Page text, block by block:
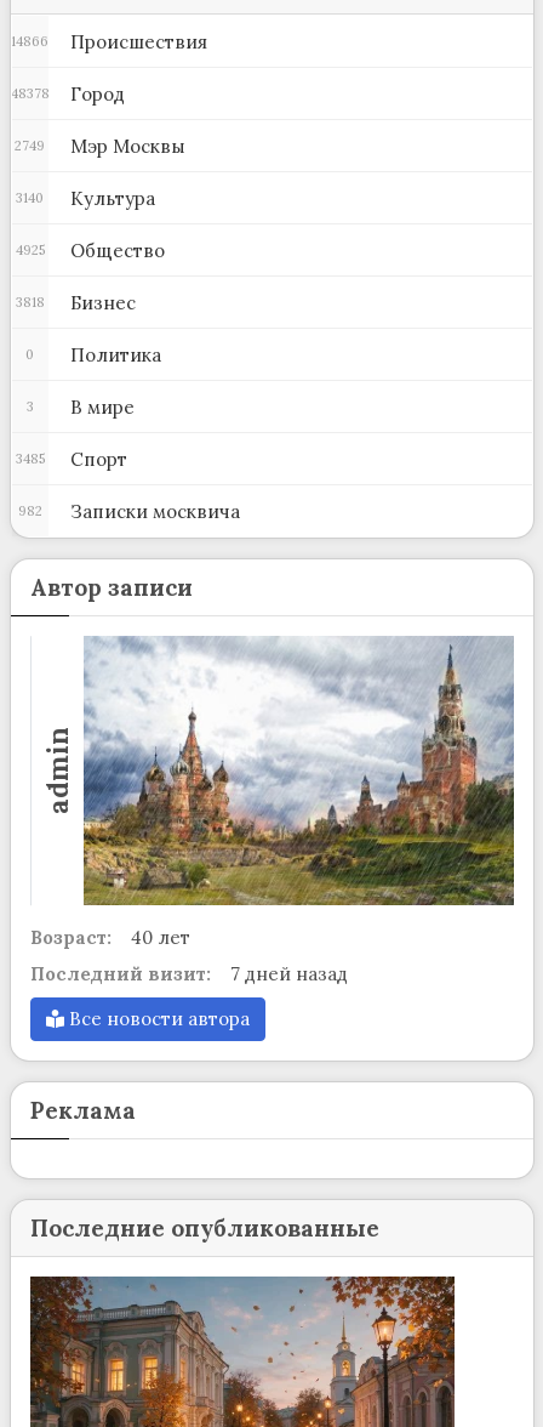
Происшествия
14866
Город
48378
Мэр Москвы
2749
Культура
3140
Общество
4925
Бизнес
3818
Политика
0
В мире
3
Спорт
3485
Записки москвича
982
Автор записи
admin
Возраст:
40 лет
Последний визит:
7 дней назад
Все новости автора
Реклама
Последние опубликованные